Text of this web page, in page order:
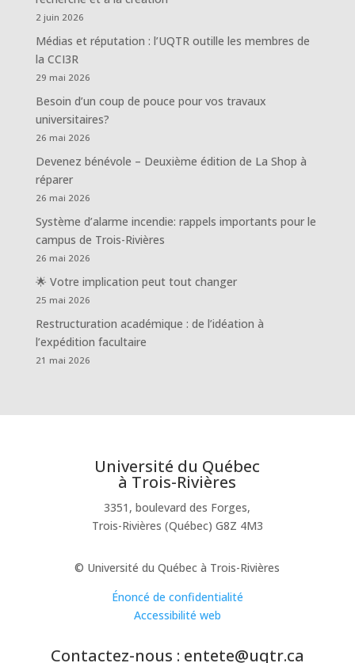
2 juin 2026
Médias et réputation : l’UQTR outille les membres de
la CCI3R
29 mai 2026
Besoin d’un coup de pouce pour vos travaux
universitaires?
26 mai 2026
Devenez bénévole – Deuxième édition de La Shop à
réparer
26 mai 2026
Système d’alarme incendie: rappels importants pour le
campus de Trois-Rivières
26 mai 2026
🌟 Votre implication peut tout changer
25 mai 2026
Restructuration académique : de l’idéation à
l’expédition facultaire
21 mai 2026
Université du Québec
à Trois-Rivières
3351, boulevard des Forges,
Trois-Rivières (Québec) G8Z 4M3
© Université du Québec à Trois-Rivières
Énoncé de confidentialité
Accessibilité web
Contactez-nous : entete@uqtr.ca